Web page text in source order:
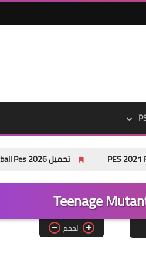
تحميل eFootball Pes 2026 لمحاكي ppsspp بدون نت من ميديا فاير
الحجم